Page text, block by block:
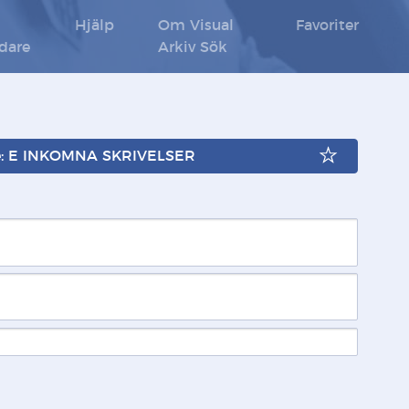
Hjälp
Om Visual
Arkiv Sök
Favoriter
E INKOMNA SKRIVELSER